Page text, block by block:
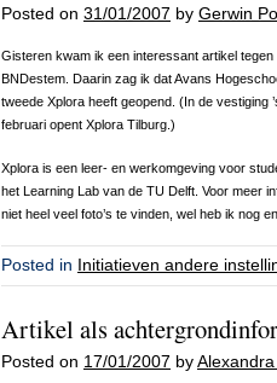
Posted on 31/01/2007 by Gerwin
Gisteren kwam ik een interessant artikel
BNDestem. Daarin zag ik dat Avans
tweede Xplora heeft geopend. (In de vestiging
februari opent Xplora Tilburg.)
Xplora is een leer- en werkomgeving voor
het Learning Lab van de TU Delft. Voor meer
niet heel veel foto’s te vinden, wel heb ik nog
Posted in Initiatieven andere
Artikel als
Posted on 17/01/2007 by